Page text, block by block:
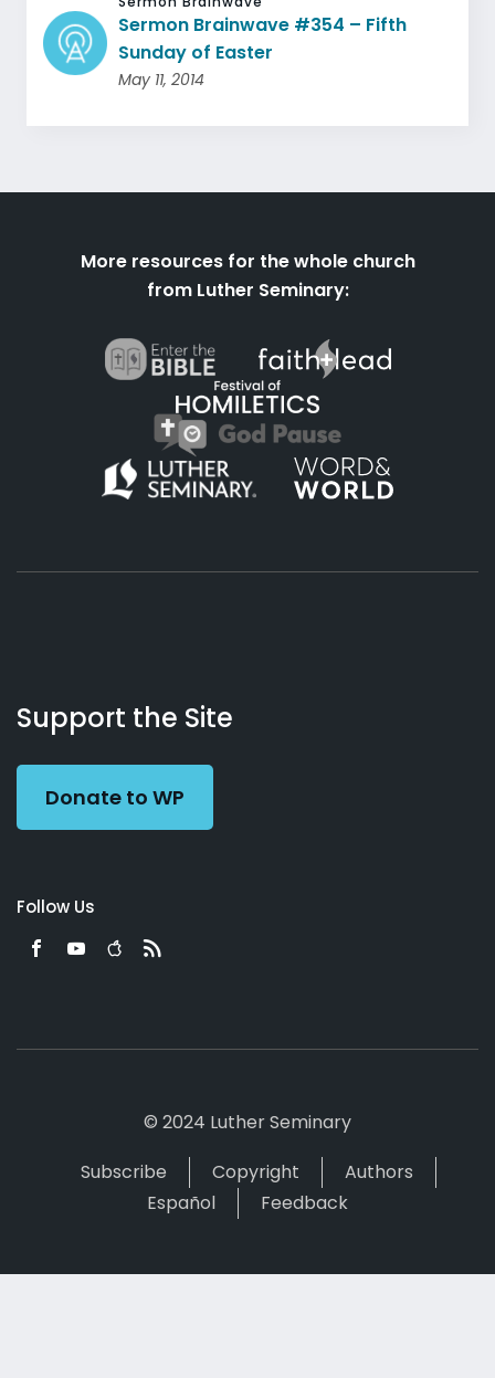
Sermon Brainwave #354 – Fifth
Sunday of Easter
May 11, 2014
More resources for the whole church
from Luther Seminary:
Working
Preacher
Us
Support the Site
Donate to WP
Follow Us
© 2024 Luther Seminary
Subscribe
Copyright
Authors
Español
Feedback